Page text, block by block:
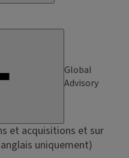
Global
Advisory
et acquisitions et sur
uniquement)